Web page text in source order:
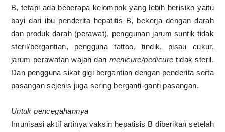
B, tetapi ada beberapa kelompok yang lebih berisiko yaitu
bayi dari ibu penderita hepatitis B, bekerja dengan darah
dan produk darah (perawat), penggunan jarum suntik tidak
steril/bergantian, pengguna tattoo, tindik, pisau cukur,
jarum perawatan wajah dan menicure/pedicure tidak steril.
Dan pengguna sikat gigi bergantian dengan penderita serta
pasangan sejenis juga sering berganti-ganti pasangan.
Untuk pencegahannya
Imunisasi aktif artinya vaksin hepatisis B diberikan setelah